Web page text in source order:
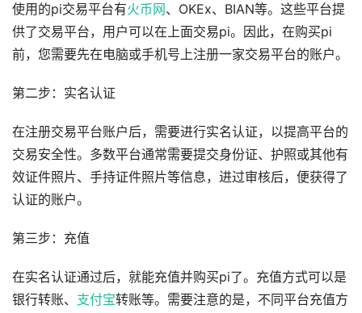
使用的pi交易平台有火币网、OKEx、BIAN等。这些平台提
供了交易平台，用户可以在上面交易pi。因此，在购买pi
前，您需要先在电脑或手机号上注册一家交易平台的账户。
第二步：实名认证
在注册交易平台账户后，需要进行实名认证，以提高平台的
交易安全性。多数平台通常需要提交身份证、护照或其他有
效证件照片、手持证件照片等信息，进过审核后，便获得了
认证的账户。
第三步：充值
在实名认证通过后，就能充值并购买pi了。充值方式可以是
银行转账、 支付宝转账等。需要注意的是，不同平台充值方